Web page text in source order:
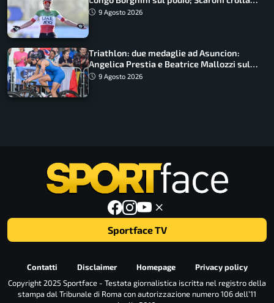
in Polonia
9 Agosto 2026
Triathlon: due medaglie ad Asuncion:
Angelica Prestia e Beatrice Mallozzi sul
podio
9 Agosto 2026
Sportface TV
Contatti Disclaimer Homepage
Privacy policy
Copyright 2025 Sportface - Testata giornalistica iscritta nel registro della
stampa dal Tribunale di Roma con autorizzazione numero 106 dell’11